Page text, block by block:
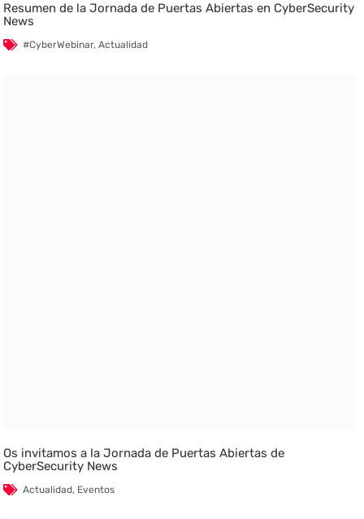
Resumen de la Jornada de Puertas Abiertas en CyberSecurity
News
#CyberWebinar,Actualidad
Os invitamos a la Jornada de Puertas Abiertas de
CyberSecurity News
Actualidad, Eventos